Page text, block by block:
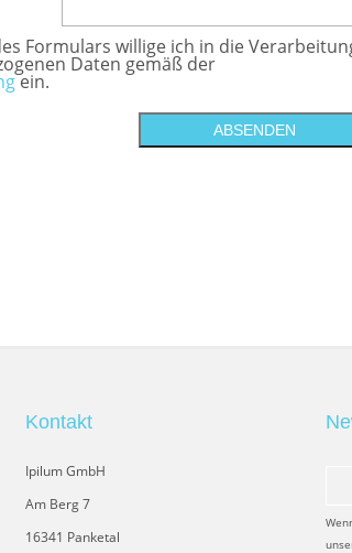
Formulars willige ich in die
Daten gemäß der
ein.
ABSENDEN
Kontakt
Ipilum GmbH
Am Berg 7
16341 Panketal